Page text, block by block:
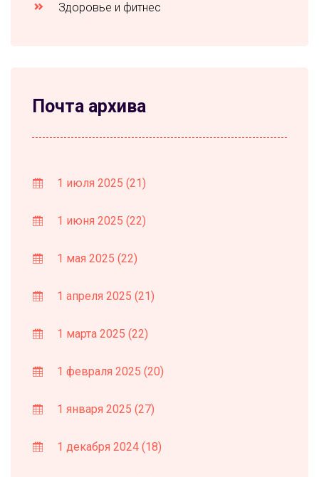
Здоровье и фитнес
Почта архива
1 июля 2025 (21)
1 июня 2025 (22)
1 мая 2025 (22)
1 апреля 2025 (21)
1 марта 2025 (22)
1 февраля 2025 (20)
1 января 2025 (27)
1 декабря 2024 (18)